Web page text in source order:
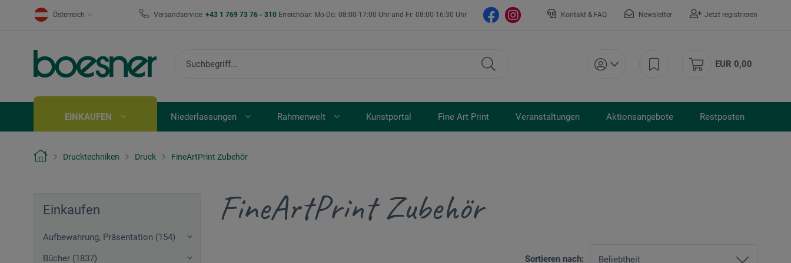
Österreich Versandservice: +43 1 769 73 76 - 310 Erreichbar: Mo-Do: 08:00-17:00 Uhr und Fr: 08:00-16:30 Uhr Kontakt & FAQ Newsletter Jetzt registrieren
EUR 0,00
EINKAUFEN Niederlassungen Rahmenwelt Kunstportal Fine Art Print Veranstaltungen Aktionsangebote Restposten
Drucktechniken Druck FineArtPrint Zubehör
Einkaufen
Aufbewahrung, Präsentation (154)
Bücher (1837)
FineArtPrint Zubehör
Sortieren nach: